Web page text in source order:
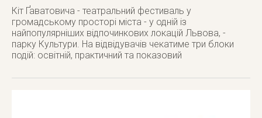
Кіт Ґаватовича - театральний фестиваль у
громадському просторі міста - у одній із
найпопулярніших відпочинкових локацій Львова, -
парку Культури. На відвідувачів чекатиме три блоки
подій: освітній, практичний та показовий